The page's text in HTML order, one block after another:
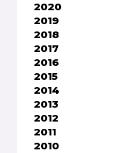
2020
2019
2018
2017
2016
2015
2014
2013
2012
2011
2010